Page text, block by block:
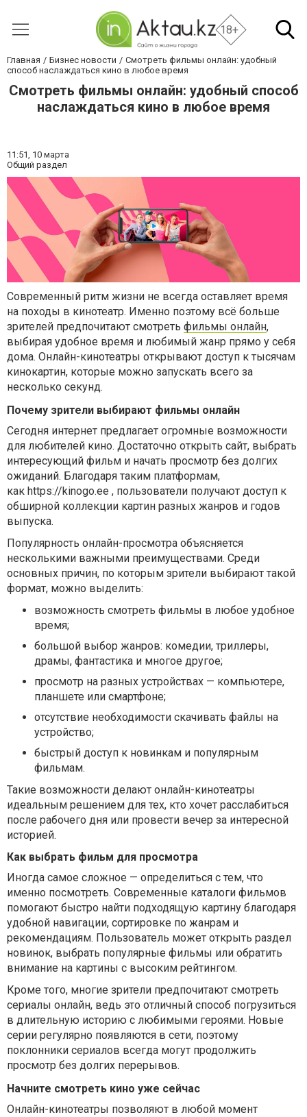
18+
Главная Бизнес новости
Смотреть фильмы онлайн: удобный
способ наслаждаться кино в любое время
Смотреть фильмы онлайн: удобный способ
наслаждаться кино в любое время
11:51, 10 марта
Общий раздел
Современный ритм жизни не всегда оставляет время
на походы в кинотеатр. Именно поэтому всё больше
зрителей предпочитают смотреть фильмы онлайн,
выбирая удобное время и любимый жанр прямо у себя
дома. Онлайн-кинотеатры открывают доступ к тысячам
кинокартин, которые можно запускать всего за
несколько секунд.
Почему зрители выбирают фильмы онлайн
Сегодня интернет предлагает огромные возможности
для любителей кино. Достаточно открыть сайт, выбрать
интересующий фильм и начать просмотр без долгих
ожиданий. Благодаря таким платформам,
как https://kinogo.ee , пользователи получают доступ к
обширной коллекции картин разных жанров и годов
выпуска.
Популярность онлайн-просмотра объясняется
несколькими важными преимуществами. Среди
основных причин, по которым зрители выбирают такой
формат, можно выделить:
возможность смотреть фильмы в любое удобное
время;
большой выбор жанров: комедии, триллеры,
драмы, фантастика и многое другое;
просмотр на разных устройствах — компьютере,
планшете или смартфоне;
отсутствие необходимости скачивать файлы на
устройство;
быстрый доступ к новинкам и популярным
фильмам.
Такие возможности делают онлайн-кинотеатры
идеальным решением для тех, кто хочет расслабиться
после рабочего дня или провести вечер за интересной
историей.
Как выбрать фильм для просмотра
Иногда самое сложное — определиться с тем, что
именно посмотреть. Современные каталоги фильмов
помогают быстро найти подходящую картину благодаря
удобной навигации, сортировке по жанрам и
рекомендациям. Пользователь может открыть раздел
новинок, выбрать популярные фильмы или обратить
внимание на картины с высоким рейтингом.
Кроме того, многие зрители предпочитают смотреть
сериалы онлайн, ведь это отличный способ погрузиться
в длительную историю с любимыми героями. Новые
серии регулярно появляются в сети, поэтому
поклонники сериалов всегда могут продолжить
просмотр без долгих перерывов.
Начните смотреть кино уже сейчас
Онлайн-кинотеатры позволяют в любой момент